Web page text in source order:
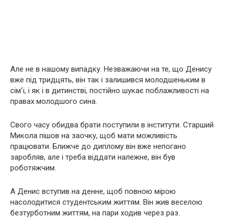
Але не в нашому випадку. Незважаючи на те, що Денису
вже під тридцять, він так і залишився молодшеньким в
сім’ї, і як і в дитинстві, постійно шукає поблажливості на
правах молодшого сина.
Свого часу обидва брати поступили в інститути. Старший
Микола пішов на заочку, щоб мати можливість
працювати. Ближче до диплому він вже непогано
заробляв, але і треба віддати належне, він був
роботяжчим.
А Денис вступив на денне, щоб повною мірою
насолодитися студентським життям. Він жив веселою
безтурботним життям, на пари ходив через раз.